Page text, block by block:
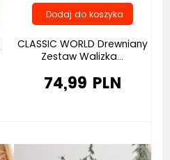
CLASSIC WORLD Drewniany
Zestaw Walizka...
74,99 PLN